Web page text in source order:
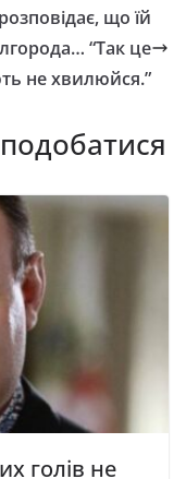
що їй
“Так це
не хвилюйся.”
голів не